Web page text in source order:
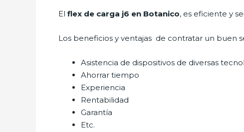
El flex de carga j6 en Botanico, es eficiente y
Los beneficios y ventajas de contratar un buen
Asistencia de dispositivos de diversas
Ahorrar tiempo
Experiencia
Rentabilidad
Garantía
Etc.